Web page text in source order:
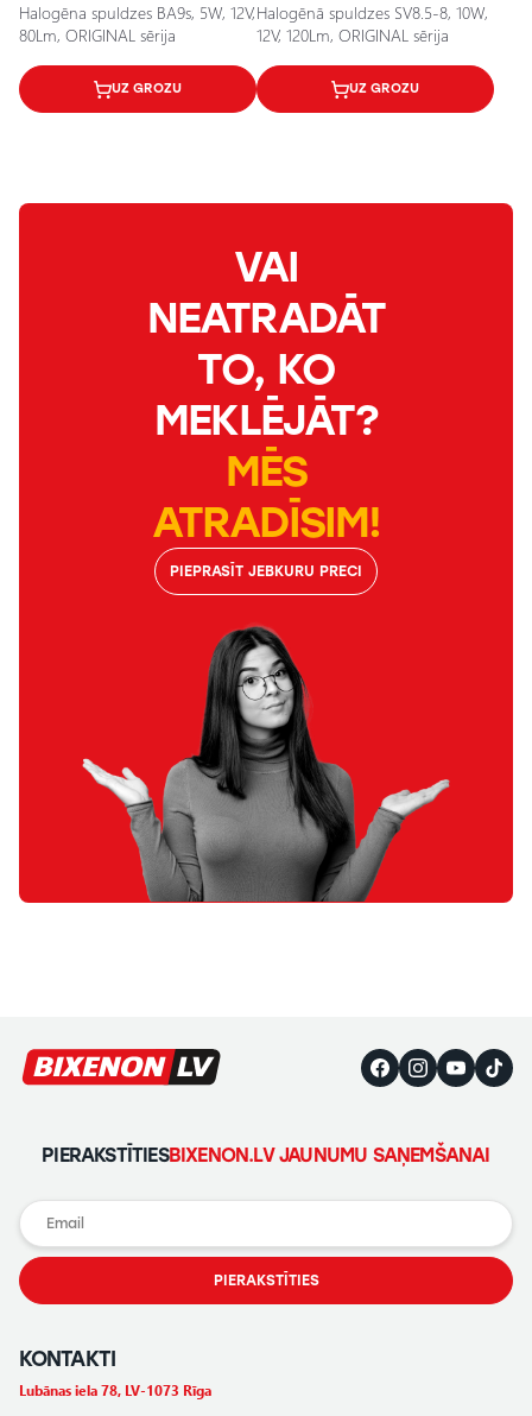
Halogēna spuldzes BA9s, 5W, 12V,
80Lm, ORIGINAL sērija
UZ GROZU
Halogēnā spuldzes SV8.5-8, 10W,
12V, 120Lm, ORIGINAL sērija
UZ GROZU
VAI
NEATRADĀT
TO, KO
MEKLĒJĀT?
MĒS
ATRADĪSIM!
PIEPRASĪT JEBKURU PRECI
PIERAKSTĪTIESBIXENON.LV JAUNUMU SAŅEMŠANAI
PIERAKSTĪTIES
KONTAKTI
Lubānas iela 78, LV-1073 Rīga